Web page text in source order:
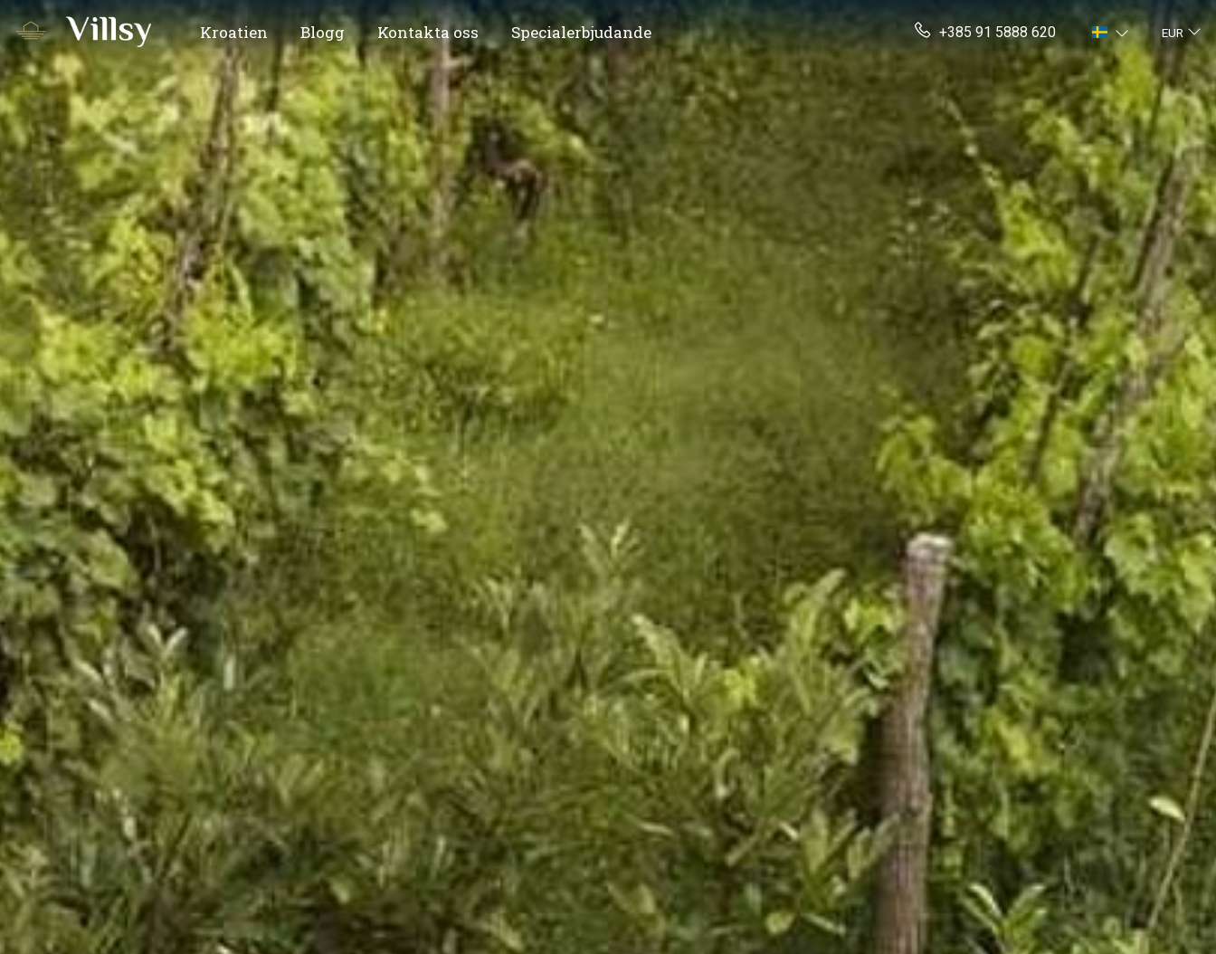
Kroatien Blogg Kontakta oss Specialerbjudande +385 91 5888 620 EUR